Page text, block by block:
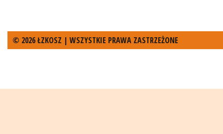
© 2026 ŁZKOSZ | WSZYSTKIE PRAWA ZASTRZEŻONE